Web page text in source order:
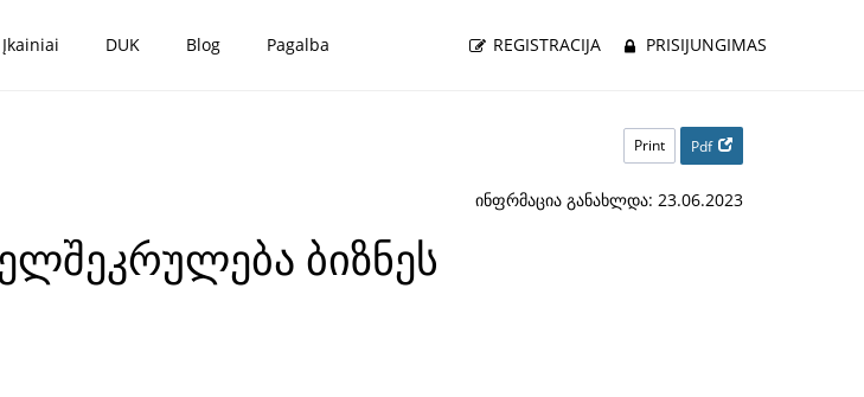
Įkainiai DUK Blog Pagalba REGISTRACIJA PRISIJUNGIMAS
Print Pdf
ინფრმაცია განახლდა: 23.06.2023
ბიზნეს